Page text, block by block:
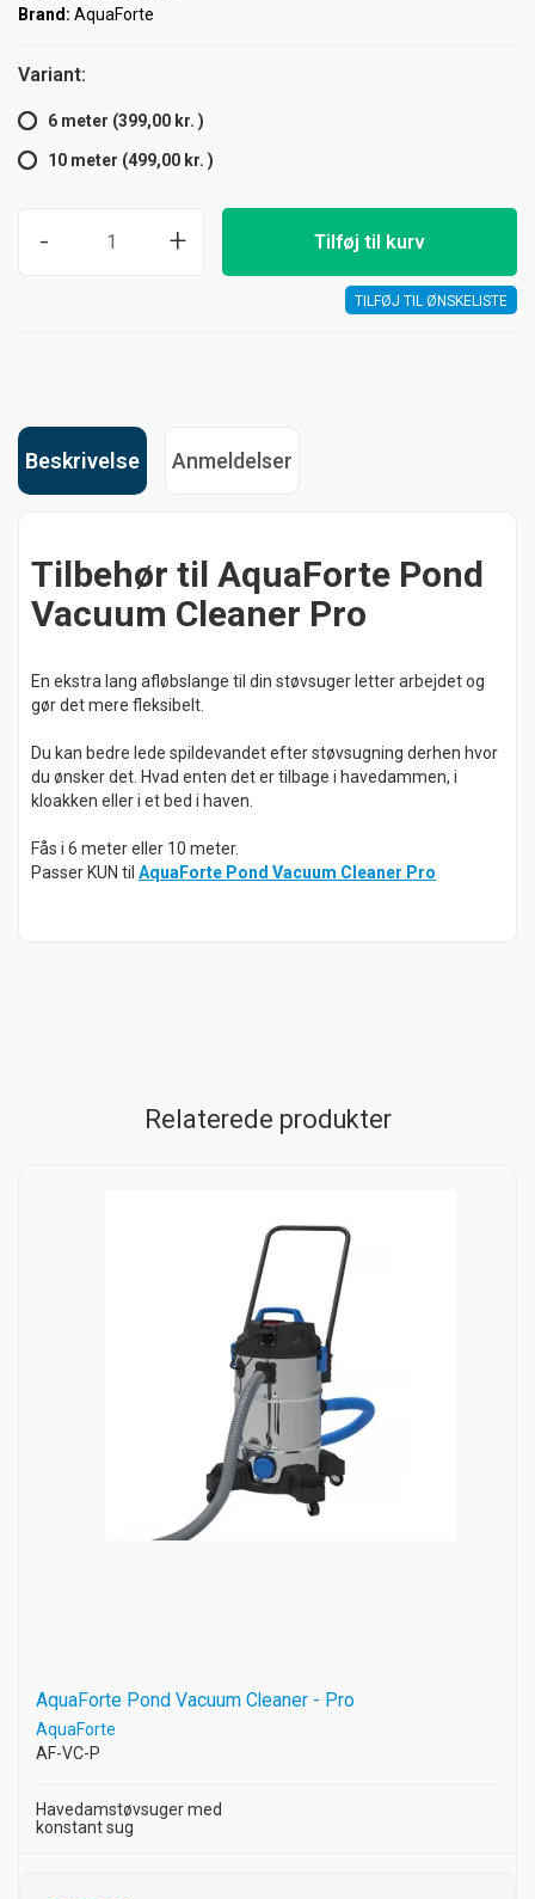
Brand: AquaForte
Variant:
6 meter (399,00 kr. )
10 meter (499,00 kr. )
- + Tilføj til kurv
TILFØJ TIL ØNSKELISTE
Beskrivelse Anmeldelser
Tilbehør til AquaForte Pond
Vacuum Cleaner Pro
En ekstra lang afløbslange til din støvsuger letter arbejdet og
gør det mere fleksibelt.
Du kan bedre lede spildevandet efter støvsugning derhen hvor
du ønsker det. Hvad enten det er tilbage i havedammen, i
kloakken eller i et bed i haven.
Fås i 6 meter eller 10 meter.
Passer KUN til AquaForte Pond Vacuum Cleaner Pro
Relaterede produkter
AquaForte Pond Vacuum Cleaner - Pro
AquaForte
AF-VC-P
Havedamstøvsuger med
konstant sug